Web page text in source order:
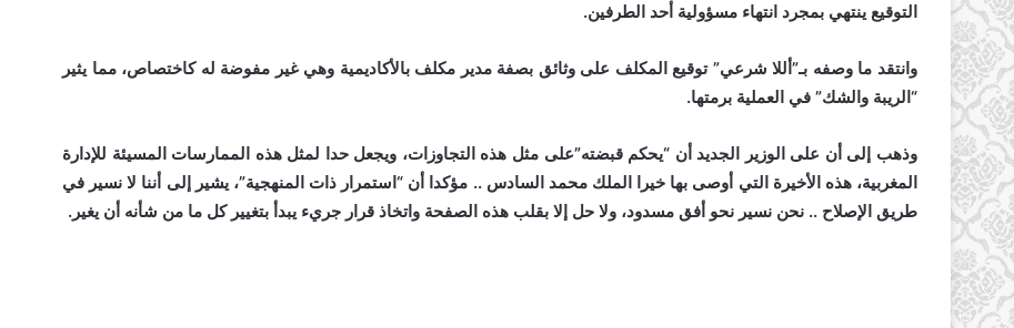
التوقيع ينتهي بمجرد انتهاء مسؤولية أحد الطرفين.
وانتقد ما وصفه بـ”أللا شرعي” توقيع المكلف على وثائق بصفة مدير مكلف بالأكاديمية وهي غير مفوضة له كاختصاص، مما يثير
“الريبة والشك” في العملية برمتها.
وذهب إلى أن على الوزير الجديد أن “يحكم قبضته”على مثل هذه التجاوزات، ويجعل حدا لمثل هذه الممارسات المسيئة للإدارة
المغربية، هذه الأخيرة التي أوصى بها خيرا الملك محمد السادس .. مؤكدا أن “استمرار ذات المنهجية”، يشير إلى أننا لا نسير في
طريق الإصلاح .. نحن نسير نحو أفق مسدود، ولا حل إلا بقلب هذه الصفحة واتخاذ قرار جريء يبدأ بتغيير كل ما من شأنه أن يغير.